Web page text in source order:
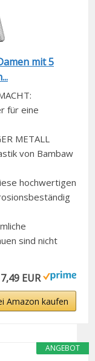
mit 5
für eine
METALL
von Bambaw
hochwertigen
sind nicht
EUR
Amazon kaufen
ANGEBOT